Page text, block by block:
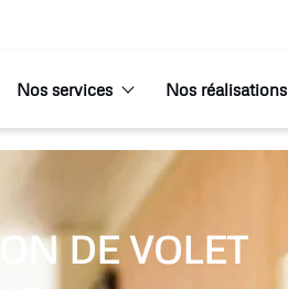
Nos services Nos réalisations
DE VOLET